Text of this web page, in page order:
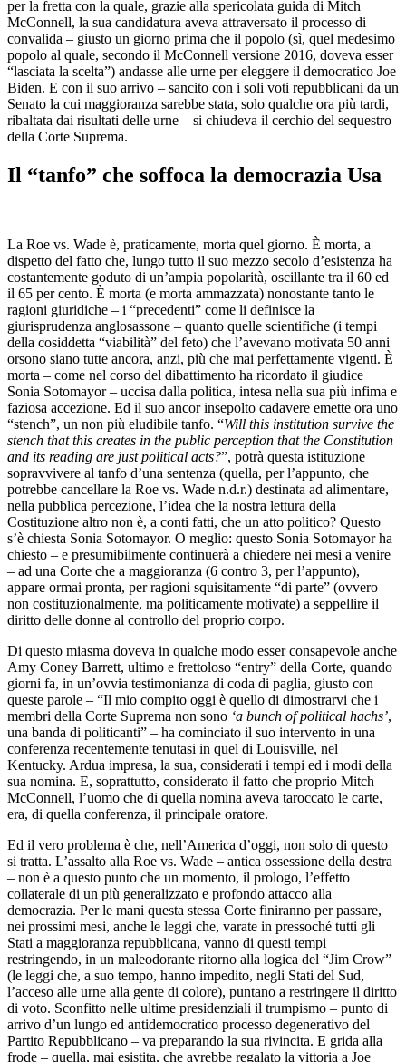
per la fretta con la quale, grazie alla spericolata guida di Mitch
McConnell, la sua candidatura aveva attraversato il processo di
convalida – giusto un giorno prima che il popolo (sì, quel medesimo
popolo al quale, secondo il McConnell versione 2016, doveva esser
“lasciata la scelta”) andasse alle urne per eleggere il democratico Joe
Biden. E con il suo arrivo – sancito con i soli voti repubblicani da un
Senato la cui maggioranza sarebbe stata, solo qualche ora più tardi,
ribaltata dai risultati delle urne – si chiudeva il cerchio del sequestro
della Corte Suprema.
Il “tanfo” che soffoca la democrazia Usa
La Roe vs. Wade è, praticamente, morta quel giorno. È morta, a
dispetto del fatto che, lungo tutto il suo mezzo secolo d’esistenza ha
costantemente goduto di un’ampia popolarità, oscillante tra il 60 ed
il 65 per cento. È morta (e morta ammazzata) nonostante tanto le
ragioni giuridiche – i “precedenti” come li definisce la
giurisprudenza anglosassone – quanto quelle scientifiche (i tempi
della cosiddetta “viabilità” del feto) che l’avevano motivata 50 anni
orsono siano tutte ancora, anzi, più che mai perfettamente vigenti. È
morta – come nel corso del dibattimento ha ricordato il giudice
Sonia Sotomayor – uccisa dalla politica, intesa nella sua più infima e
faziosa accezione. Ed il suo ancor insepolto cadavere emette ora uno
“stench”, un non più eludibile tanfo. “Will this institution survive the
stench that this creates in the public perception that the Constitution
and its reading are just political acts?”, potrà questa istituzione
sopravvivere al tanfo d’una sentenza (quella, per l’appunto, che
potrebbe cancellare la Roe vs. Wade n.d.r.) destinata ad alimentare,
nella pubblica percezione, l’idea che la nostra lettura della
Costituzione altro non è, a conti fatti, che un atto politico? Questo
s’è chiesta Sonia Sotomayor. O meglio: questo Sonia Sotomayor ha
chiesto – e presumibilmente continuerà a chiedere nei mesi a venire
– ad una Corte che a maggioranza (6 contro 3, per l’appunto),
appare ormai pronta, per ragioni squisitamente “di parte” (ovvero
non costituzionalmente, ma politicamente motivate) a seppellire il
diritto delle donne al controllo del proprio corpo.
Di questo miasma doveva in qualche modo esser consapevole anche
Amy Coney Barrett, ultimo e frettoloso “entry” della Corte, quando
giorni fa, in un’ovvia testimonianza di coda di paglia, giusto con
queste parole – “Il mio compito oggi è quello di dimostrarvi che i
membri della Corte Suprema non sono ‘a bunch of political hachs’,
una banda di politicanti” – ha cominciato il suo intervento in una
conferenza recentemente tenutasi in quel di Louisville, nel
Kentucky. Ardua impresa, la sua, considerati i tempi ed i modi della
sua nomina. E, soprattutto, considerato il fatto che proprio Mitch
McConnell, l’uomo che di quella nomina aveva taroccato le carte,
era, di quella conferenza, il principale oratore.
Ed il vero problema è che, nell’America d’oggi, non solo di questo
si tratta. L’assalto alla Roe vs. Wade – antica ossessione della destra
– non è a questo punto che un momento, il prologo, l’effetto
collaterale di un più generalizzato e profondo attacco alla
democrazia. Per le mani questa stessa Corte finiranno per passare,
nei prossimi mesi, anche le leggi che, varate in pressoché tutti gli
Stati a maggioranza repubblicana, vanno di questi tempi
restringendo, in un maleodorante ritorno alla logica del “Jim Crow”
(le leggi che, a suo tempo, hanno impedito, negli Stati del Sud,
l’acceso alle urne alla gente di colore), puntano a restringere il diritto
di voto. Sconfitto nelle ultime presidenziali il trumpismo – punto di
arrivo d’un lungo ed antidemocratico processo degenerativo del
Partito Repubblicano – va preparando la sua rivincita. E grida alla
frode – quella, mai esistita, che avrebbe regalato la vittoria a Joe